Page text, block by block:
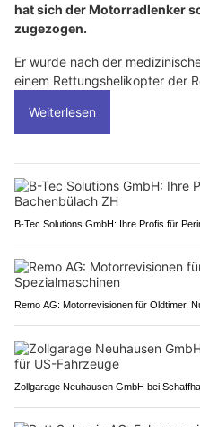
hat sich der Motorradlenker
zugezogen.
Er wurde nach der
einem Rettungshelikopter der
Weiterlesen
B-Tec Solutions GmbH: Ihre Profis für
Remo AG: Motorrevisionen für Oldtimer,
Zollgarage Neuhausen GmbH bei